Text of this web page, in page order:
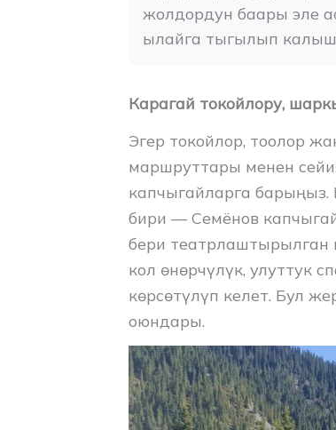
жолдордун баары эле
ылайга тыгылып
Карагай токойлору,
Эгер токойлор, тоолор
маршруттары менен
капчыгайларга
бири — Семёнов
бери театрлаштырылган
кол өнөрчүлүк, улуттук
көрсөтүлүп келет. Бул
оюндары.